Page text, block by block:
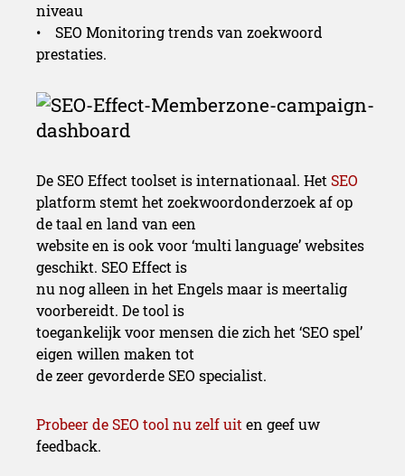
niveau
• SEO Monitoring trends van zoekwoord
prestaties.
De SEO Effect toolset is internationaal. Het SEO
platform stemt het zoekwoordonderzoek af op
de taal en land van een
website en is ook voor ‘multi language’ websites
geschikt. SEO Effect is
nu nog alleen in het Engels maar is meertalig
voorbereidt. De tool is
toegankelijk voor mensen die zich het ‘SEO spel’
eigen willen maken tot
de zeer gevorderde SEO specialist.
Probeer de SEO tool nu zelf uit en geef uw
feedback.